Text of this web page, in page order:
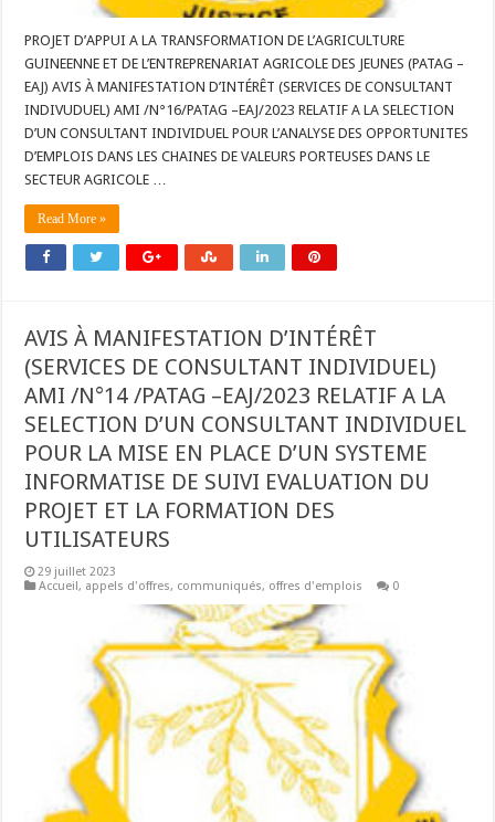
PROJET D’APPUI A LA TRANSFORMATION DE L’AGRICULTURE
GUINEENNE ET DE L’ENTREPRENARIAT AGRICOLE DES JEUNES (PATAG –
EAJ) AVIS À MANIFESTATION D’INTÉRÊT (SERVICES DE CONSULTANT
INDIVUDUEL) AMI /N°16/PATAG –EAJ/2023 RELATIF A LA SELECTION
D’UN CONSULTANT INDIVIDUEL POUR L’ANALYSE DES OPPORTUNITES
D’EMPLOIS DANS LES CHAINES DE VALEURS PORTEUSES DANS LE
SECTEUR AGRICOLE …
Read More »
AVIS À MANIFESTATION D’INTÉRÊT
(SERVICES DE CONSULTANT INDIVIDUEL)
AMI /N°14 /PATAG –EAJ/2023 RELATIF A LA
SELECTION D’UN CONSULTANT INDIVIDUEL
POUR LA MISE EN PLACE D’UN SYSTEME
INFORMATISE DE SUIVI EVALUATION DU
PROJET ET LA FORMATION DES
UTILISATEURS
29 juillet 2023
Accueil, appels d'offres, communiqués, offres d'emplois 0